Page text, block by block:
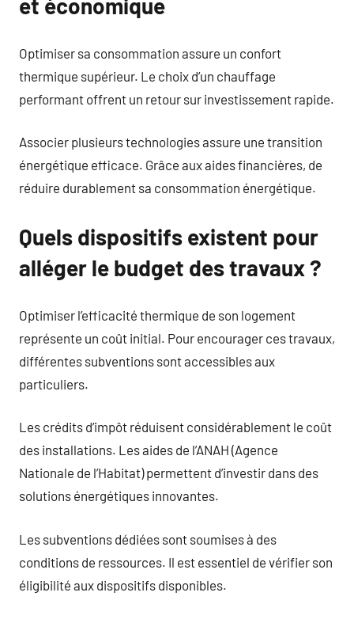
et économique
Optimiser sa consommation assure un confort
thermique supérieur. Le choix d’un chauffage
performant offrent un retour sur investissement rapide.
Associer plusieurs technologies assure une transition
énergétique efficace. Grâce aux aides financières, de
réduire durablement sa consommation énergétique.
Quels dispositifs existent pour
alléger le budget des travaux ?
Optimiser l’efficacité thermique de son logement
représente un coût initial. Pour encourager ces travaux,
différentes subventions sont accessibles aux
particuliers.
Les crédits d’impôt réduisent considérablement le coût
des installations. Les aides de l’ANAH (Agence
Nationale de l’Habitat) permettent d’investir dans des
solutions énergétiques innovantes.
Les subventions dédiées sont soumises à des
conditions de ressources. Il est essentiel de vérifier son
éligibilité aux dispositifs disponibles.